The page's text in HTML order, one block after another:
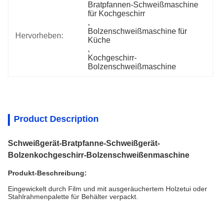
Hervorheben:
Bratpfannen-Schweißmaschine
für Kochgeschirr
,
Bolzenschweißmaschine für
Küche
,
Kochgeschirr-
Bolzenschweißmaschine
Product Description
Schweißgerät-Bratpfanne-Schweißgerät-
Bolzenkochgeschirr-Bolzenschweißenmaschine
Produkt-Beschreibung:
Eingewickelt durch Film und mit ausgeräuchertem Holzetui oder
Stahlrahmenpalette für Behälter verpackt.